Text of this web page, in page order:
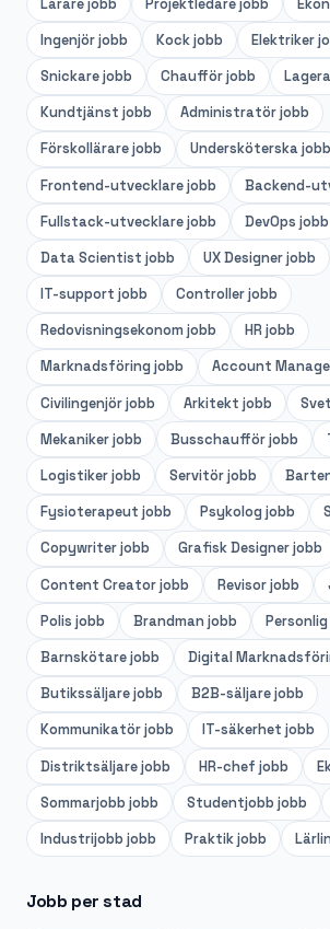
Ingenjörjobb Kockjobb Elektriker
Snickarejobb Chaufförjobb
Kundtjänst jobb Administratörjobb
Förskollärarejobb Undersköterskajobb
Frontend-utvecklarejobb Backend-
Fullstack-utvecklarejobb DevOps jobb
Data Scientist jobb UX Designerjobb
IT-support jobb Controllerjobb
Redovisningsekonom jobb HR jobb
Marknadsföring jobb Account
Civilingenjörjobb Arkitekt jobb
Mekanikerjobb Busschaufförjobb
Logistikerjobb Servitörjobb
Fysioterapeut jobb Psykolog jobb
Copywriterjobb Grafisk Designerjobb
Content Creatorjobb Revisorjobb
Polis jobb Brandman jobb
Barnskötarejobb Digital
Butikssäljarejobb B2B-säljarejobb
Kommunikatörjobb IT-säkerhet jobb
Distriktsäljarejobb HR-chef jobb
Sommarjobb jobb Studentjobb jobb
Industrijobb jobb Praktikjobb
Jobb per stad